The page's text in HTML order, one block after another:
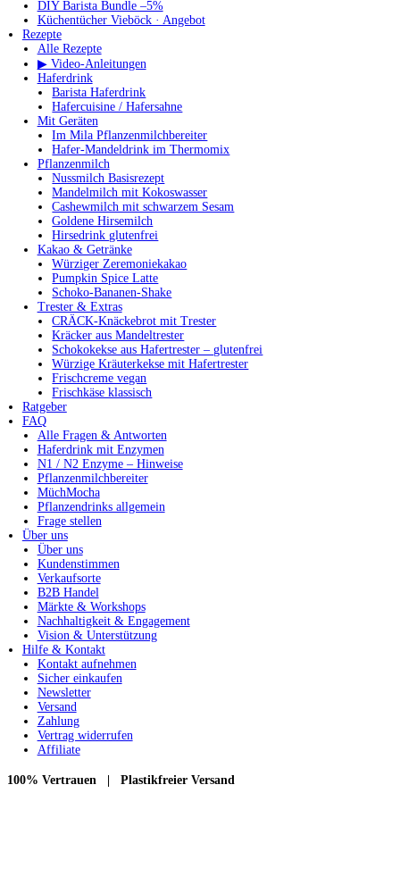
DIY Barista Bundle –5%
Küchentücher Vieböck · Angebot
Rezepte
Alle Rezepte
▶ Video-Anleitungen
Haferdrink
Barista Haferdrink
Hafercuisine / Hafersahne
Mit Geräten
Im Mila Pflanzenmilchbereiter
Hafer-Mandeldrink im Thermomix
Pflanzenmilch
Nussmilch Basisrezept
Mandelmilch mit Kokoswasser
Cashewmilch mit schwarzem Sesam
Goldene Hirsemilch
Hirsedrink glutenfrei
Kakao & Getränke
Würziger Zeremoniekakao
Pumpkin Spice Latte
Schoko-Bananen-Shake
Trester & Extras
CRÄCK-Knäckebrot mit Trester
Kräcker aus Mandeltrester
Schokokekse aus Hafertrester – glutenfrei
Würzige Kräuterkekse mit Hafertrester
Frischcreme vegan
Frischkäse klassisch
Ratgeber
FAQ
Alle Fragen & Antworten
Haferdrink mit Enzymen
N1 / N2 Enzyme – Hinweise
Pflanzenmilchbereiter
MüchMocha
Pflanzendrinks allgemein
Frage stellen
Über uns
Über uns
Kundenstimmen
Verkaufsorte
B2B Handel
Märkte & Workshops
Nachhaltigkeit & Engagement
Vision & Unterstützung
Hilfe & Kontakt
Kontakt aufnehmen
Sicher einkaufen
Newsletter
Versand
Zahlung
Vertrag widerrufen
Affiliate
100% Vertrauen | Plastikfreier Versand